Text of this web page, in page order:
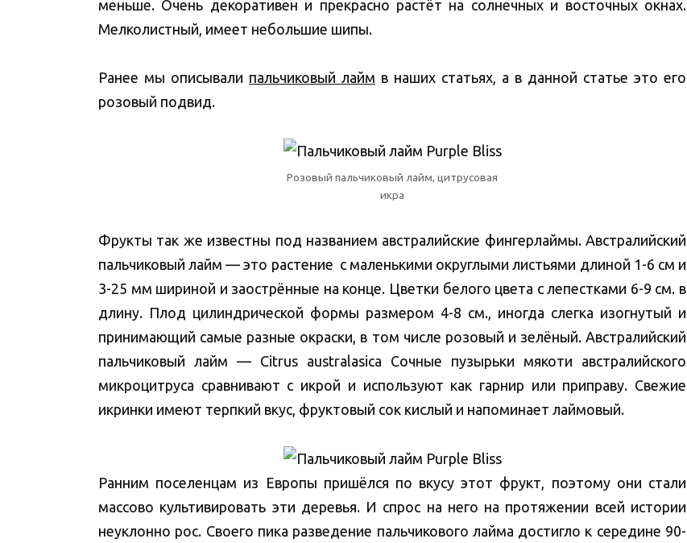
меньше. Очень декоративен и прекрасно растёт на солнечных и восточных окнах.
Мелколистный, имеет небольшие шипы.
Ранее мы описывали пальчиковый лайм в наших статьях, а в данной статье это его
розовый подвид.
Розовый пальчиковый лайм, цитрусовая
икра
Фрукты так же известны под названием австралийские фингерлаймы. Австралийский
пальчиковый лайм — это растение с маленькими округлыми листьями длиной 1-6 см и
3-25 мм шириной и заострённые на конце. Цветки белого цвета с лепестками 6-9 см. в
длину. Плод цилиндрической формы размером 4-8 см., иногда слегка изогнутый и
принимающий самые разные окраски, в том числе розовый и зелёный. Австралийский
пальчиковый лайм — Citrus australasica Сочные пузырьки мякоти австралийского
микроцитруса сравнивают с икрой и используют как гарнир или приправу. Свежие
икринки имеют терпкий вкус, фруктовый сок кислый и напоминает лаймовый.
Ранним поселенцам из Европы пришёлся по вкусу этот фрукт, поэтому они стали
массово культивировать эти деревья. И спрос на него на протяжении всей истории
неуклонно рос. Своего пика разведение пальчикового лайма достигло к середине 90-